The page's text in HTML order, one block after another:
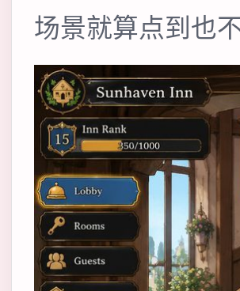
场景就算点到也